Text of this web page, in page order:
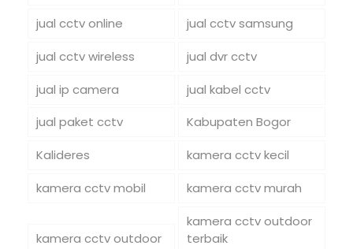
jual cctv online
jual cctv samsung
jual cctv wireless
jual dvr cctv
jual ip camera
jual kabel cctv
jual paket cctv
Kabupaten Bogor
Kalideres
kamera cctv kecil
kamera cctv mobil
kamera cctv murah
kamera cctv outdoor
kamera cctv outdoor
terbaik